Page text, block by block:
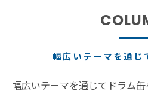
幅広いテーマを通じ
幅広いテーマを通じてドラム